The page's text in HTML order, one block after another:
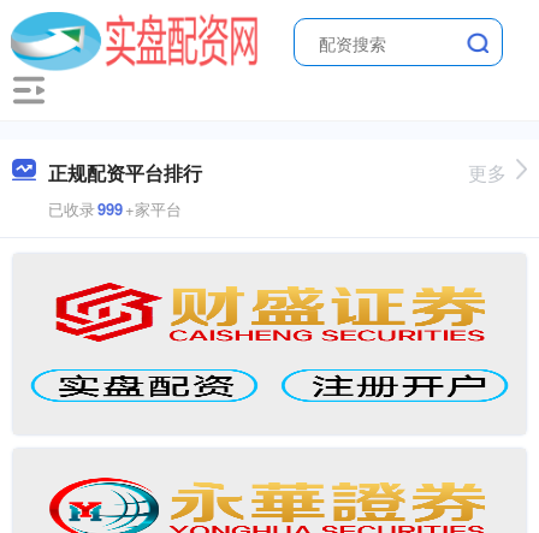
正规配资平台排行
已收录999+家平台
更多